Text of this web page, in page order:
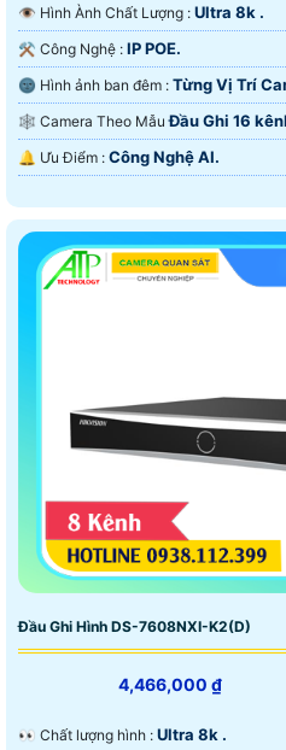
👁 Hình Ành Chất Lượng : Ultra 8k .
⚒ Công Nghệ : IP POE.
🌚 Hình ảnh ban đêm : Từng Vị Trí
🕸️ Camera Theo MẫuĐầu Ghi 16
️🔔 Ưu Điểm : Công Nghệ AI.
Đầu Ghi Hình DS-7608NXI-K2(D)
4,466,000 ₫
️👀 Chất lượng hình : Ultra 8k .